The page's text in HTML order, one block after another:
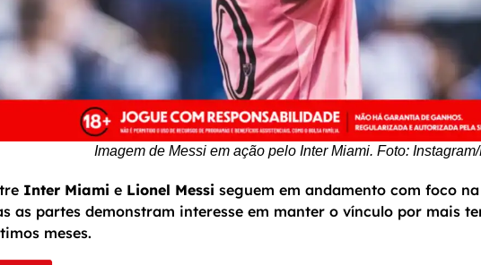
Imagem de Messi em ação pelo Inter Miami. Foto:
Inter Miami e Lionel Messi seguem em andamento com foco
as partes demonstram interesse em manter o vínculo por mais
meses.